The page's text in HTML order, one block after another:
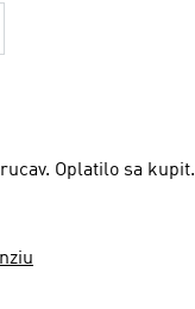
Oplatilo sa kupit.